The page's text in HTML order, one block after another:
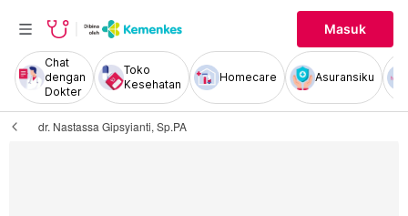
Masuk
Chat
dengan
Dokter
Toko
Kesehatan
Homecare Asuransiku
dr. Nastassa Gipsyianti, Sp.PA